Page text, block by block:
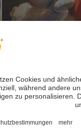
Momente mit
Weihnachtsmarkt
Bruneck zu den
interessantes
die
Palais in der